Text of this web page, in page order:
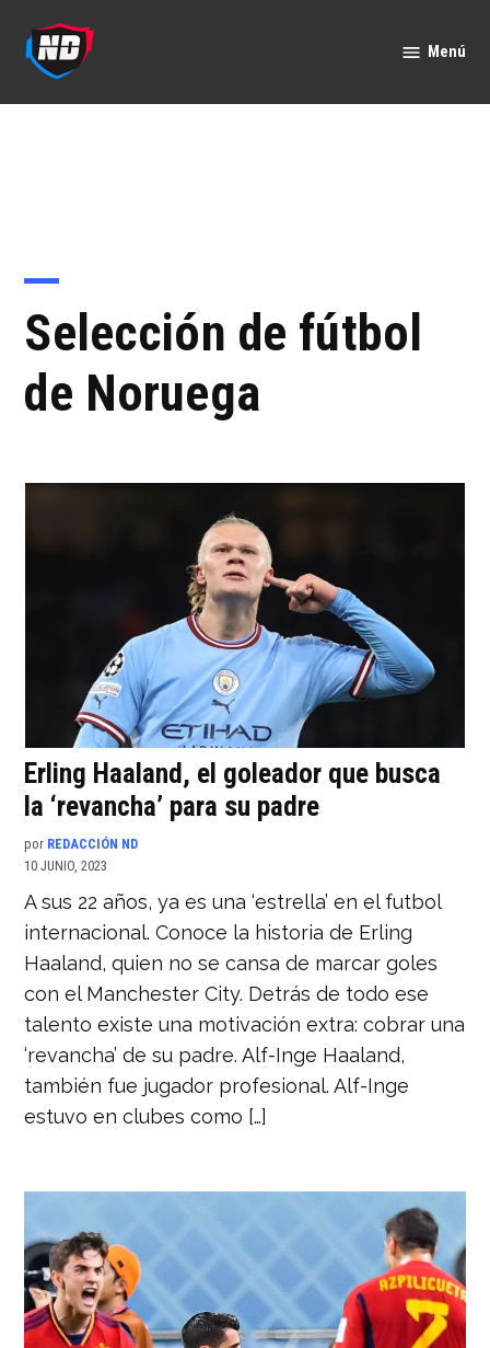
contenido
Menú
Selección de fútbol
de Noruega
Erling Haaland, el goleador que busca
la ‘revancha’ para su padre
por REDACCIÓN ND
10 JUNIO, 2023
A sus 22 años, ya es una ‘estrella’ en el futbol
internacional. Conoce la historia de Erling
Haaland, quien no se cansa de marcar goles
con el Manchester City. Detrás de todo ese
talento existe una motivación extra: cobrar una
‘revancha’ de su padre. Alf-Inge Haaland,
también fue jugador profesional. Alf-Inge
estuvo en clubes como […]